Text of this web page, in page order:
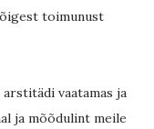
toimunust
vaatamas ja
ja mõõdulint meile